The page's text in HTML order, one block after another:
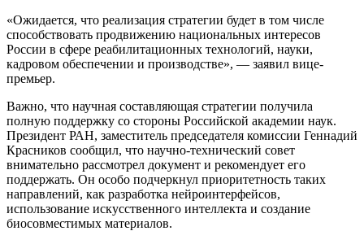
«Ожидается, что реализация стратегии будет в том числе
способствовать продвижению национальных интересов
России в сфере реабилитационных технологий, науки,
кадровом обеспечении и производстве», — заявил вице-
премьер.
Важно, что научная составляющая стратегии получила
полную поддержку со стороны Российской академии наук.
Президент РАН, заместитель председателя комиссии Геннадий
Красников сообщил, что научно-технический совет
внимательно рассмотрел документ и рекомендует его
поддержать. Он особо подчеркнул приоритетность таких
направлений, как разработка нейроинтерфейсов,
использование искусственного интеллекта и создание
биосовместимых материалов.